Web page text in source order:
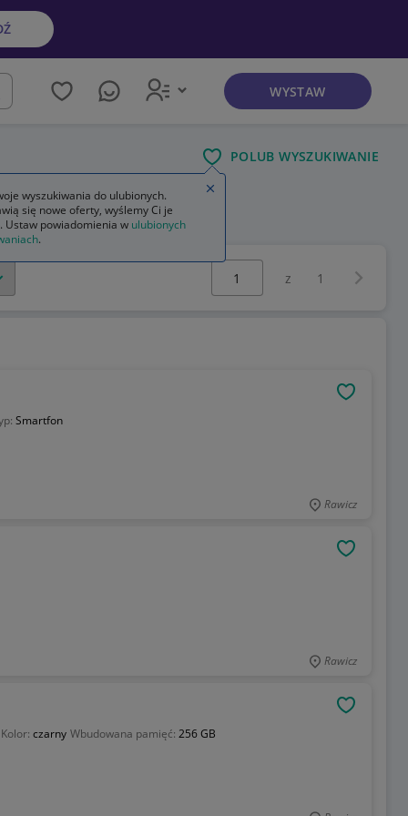
WYSTAW
POLUB WYSZUKIWANIE
Wybierz stronę:
z 1
Smartfon
Rawicz
Rawicz
Kolor: czarny Wbudowana pamięć: 256 GB
wyszukiwania do ulubionych.
się nowe oferty, wyślemy Ci je
Ustaw powiadomienia w ulubionych
.
Zamknij wskazówkę